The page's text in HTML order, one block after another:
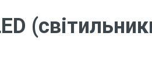
монтажу